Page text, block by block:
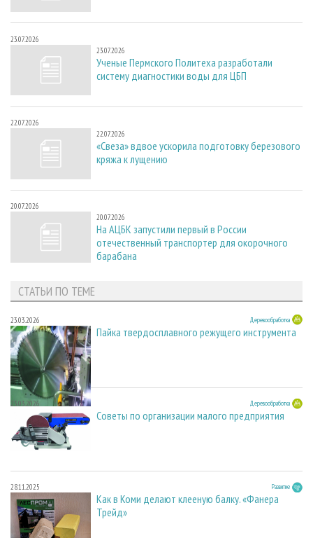
23.07.2026
23.07.2026
Ученые Пермского Политеха разработали
систему диагностики воды для ЦБП
22.07.2026
22.07.2026
«Свеза» вдвое ускорила подготовку березового
кряжа к лущению
20.07.2026
20.07.2026
На АЦБК запустили первый в России
отечественный транспортер для окорочного
барабана
СТАТЬИ ПО ТЕМЕ
23.03.2026 Деревообработка
Пайка твердосплавного режущего инструмента
23.03.2026 Деревообработка
Советы по организации малого предприятия
28.11.2025 Развитие
Как в Коми делают клееную балку. «Фанера
Трейд»